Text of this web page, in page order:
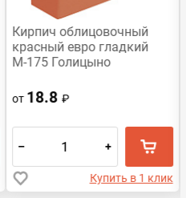
Кирпич облицовочный
красный евро гладкий
М-175 Голицыно
от 18.8₽
– +
Купить в 1 клик